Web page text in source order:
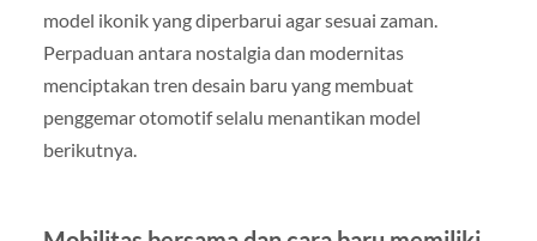
model ikonik yang diperbarui agar sesuai zaman.
Perpaduan antara nostalgia dan modernitas
menciptakan tren desain baru yang membuat
penggemar otomotif selalu menantikan model
berikutnya.